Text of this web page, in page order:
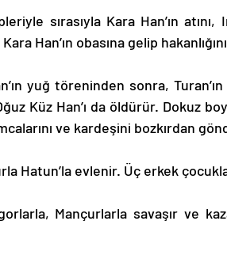
sırasıyla Kara Han’ın
Han’ın obasına gelip
yuğ töreninden sonra,
Küz Han’ı da öldürür. Dokuz
ve kardeşini bozkırdan
Hatun’la evlenir. Üç erkek
Mançurlarla savaşır ve